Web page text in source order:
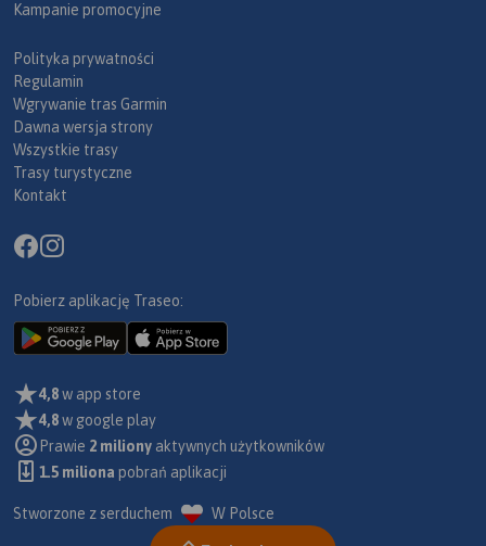
Kampanie promocyjne
Polityka prywatności
Regulamin
Wgrywanie tras Garmin
Dawna wersja strony
Wszystkie trasy
Trasy turystyczne
Kontakt
Pobierz aplikację Traseo:
4,8w app store
4,8w google play
Prawie 2 miliony aktywnych użytkowników
1.5 miliona pobrań aplikacji
Stworzone z serduchem W Polsce